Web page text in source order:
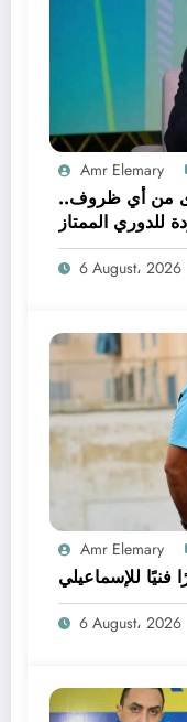
Amr Elemary
من أي ظروف..
للدوري الممتاز
6 August، 2026
Amr Elemary
للإسماعيلي
6 August، 2026